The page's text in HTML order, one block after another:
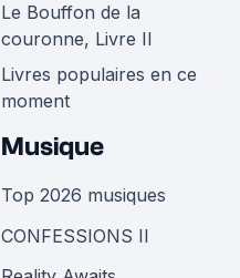
Le Bouffon de la
couronne, Livre II
Livres populaires en ce
moment
Musique
Top 2026 musiques
CONFESSIONS II